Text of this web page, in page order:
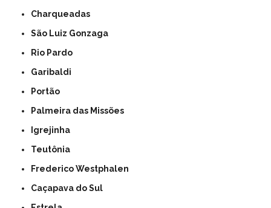
Charqueadas
São Luiz Gonzaga
Rio Pardo
Garibaldi
Portão
Palmeira das Missões
Igrejinha
Teutônia
Frederico Westphalen
Caçapava do Sul